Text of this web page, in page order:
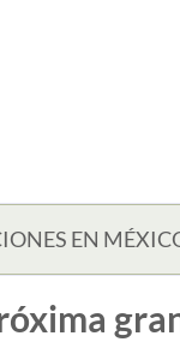
EN